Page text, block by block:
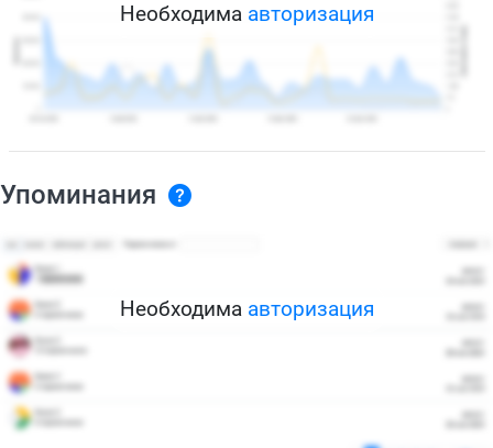
Необходима авторизация
Упоминания
Необходима авторизация